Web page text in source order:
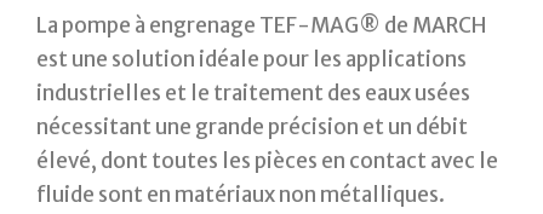
La pompe à engrenage TEF-MAG® de MARCH
est une solution idéale pour les applications
industrielles et le traitement des eaux usées
nécessitant une grande précision et un débit
élevé, dont toutes les pièces en contact avec le
fluide sont en matériaux non métalliques.